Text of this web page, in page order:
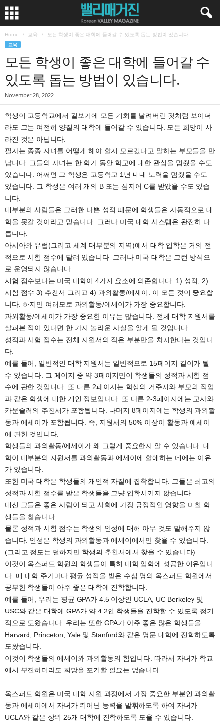
Home 교육 모든 학생이 좋은 대학에 들어갈 수 있도록 돕는 방법이 있습니다.
교육
모든 학생이 좋은 대학에 들어갈 수
있도록 돕는 방법이 있습니다.
November 28, 2022
학생이 고등학교에서 겉보기에 모든 기회를 날려버린 것처럼 보이더
라도 그는 여전히 양질의 대학에 들어갈 수 있습니다. 모든 희망이 사
라진 것은 아닙니다.
필자는 종종 자녀를 어떻게 해야 할지 모르겠다고 말하는 부모들을 만
납니다. 그들의 자녀는 한 학기 동안 학교에 대한 관심을 멈췄을 수도
있습니다. 어쩌면 그 학생은 고등학교 1년 내내 노력을 멈췄을 수도
있습니다. 그 학생은 여러 개의 B 또는 심지어 C를 받았을 수도 있습
니다.
대부분의 사람들은 그러한 나쁜 성적 때문에 학생들은 자동적으로 대
학을 못갈 것이라고 믿습니다. 그러나 미국 대학 시스템은 완전히 다
릅니다.
아시아와 유럽(그리고 세계 대부분의 지역)에서 대학 입학은 거의 전
적으로 시험 점수에 달려 있습니다. 그러나 미국 대학은 그런 방식으
로 운영되지 않습니다.
시험 점수보다는 미국 대학이 4가지 요소에 의존합니다. 1) 성적; 2)
시험 점수 3) 추천서 그리고 4) 과외활동/에세이. 이 모든 것이 중요합
니다. 하지만 여러모로 과외활동/에세이가 가장 중요합니다.
과외활동/에세이가 가장 중요한 이유는 많습니다. 전체 대학 지원서를
살펴본 적이 있다면 한 가지 놀라운 사실을 알게 될 것입니다.
성적과 시험 점수는 전체 지원서의 작은 부분만을 차지한다는 것입니
다.
예를 들어, 일반적인 대학 지원서는 일반적으로 15페이지 길이가 될
수 있습니다. 그 페이지 중 약 3페이지만이 학생들의 성적과 시험 점
수에 관한 것입니다. 또 다른 2페이지는 학생의 거주지와 부모의 직업
과 같은 학생에 대한 개인 정보입니다. 또 다른 2-3페이지에는 교사와
카운슬러의 추천서가 포함됩니다. 나머지 8페이지에는 학생의 과외활
동과 에세이가 포함됩니다. 즉, 지원서의 50% 이상이 활동과 에세이
에 관한 것입니다.
학생들의 과외활동/에세이가 왜 그렇게 중요한지 알 수 있습니다. 대
학이 대부분의 지원서를 과외활동과 에세이에 할애하는 데에는 이유
가 있습니다.
또한 미국 대학은 학생들의 개인적 자질에 집착합니다. 그들은 최고의
성적과 시험 점수를 받은 학생들을 그냥 입학시키지 않습니다.
대신 그들은 좋은 사람이 되고 사회에 가장 긍정적인 영향을 미칠 학
생들을 찾습니다.
물론 성적과 시험 점수는 학생의 인성에 대해 아무 것도 말해주지 않
습니다. 인성은 학생의 과외활동과 에세이에서만 찾을 수 있습니다.
(그리고 정도는 덜하지만 학생의 추천서에서 찾을 수 있습니다).
이것이 옥스퍼드 학원의 학생들이 특히 대학 입학에 성공한 이유입니
다. 매 대학 주기마다 평균 성적을 받은 수십 명의 옥스퍼드 학원에서
공부한 학생들이 아주 좋은 대학에 진학합니다.
예를 들어, 우리는 평균 GPA가 4.5 이상인 UCLA, UC Berkeley 및
USC와 같은 대학에 GPA가 약 4.2인 학생들을 진학할 수 있도록 정기
적으로 도왔습니다. 우리는 또한 GPA가 아주 좋은 많은 학생들을
Harvard, Princeton, Yale 및 Stanford와 같은 명문 대학에 진학하도록
도왔습니다.
이것이 학생들의 에세이와 과외활동의 힘입니다. 따라서 자녀가 학교
에서 부진하더라도 희망을 포기할 필요는 없습니다.
옥스퍼드 학원은 미국 대학 지원 과정에서 가장 중요한 부분인 과외활
동과 에세이에서 자녀가 뛰어난 능력을 발휘하도록 하여 자녀가
UCLA와 같은 상위 25개 대학에 진학하도록 도울 수 있습니다.